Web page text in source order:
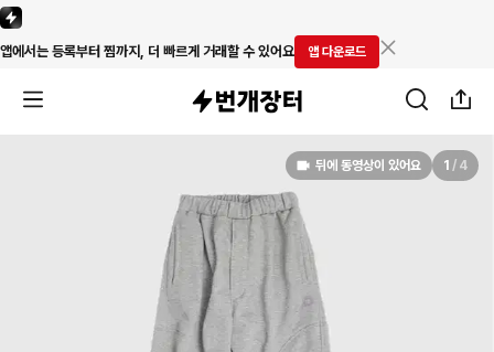
앱에서는 등록부터 찜까지, 더 빠르게 거래할 수 있어요 앱 다운로드
뒤에 동영상이 있어요 1 / 4